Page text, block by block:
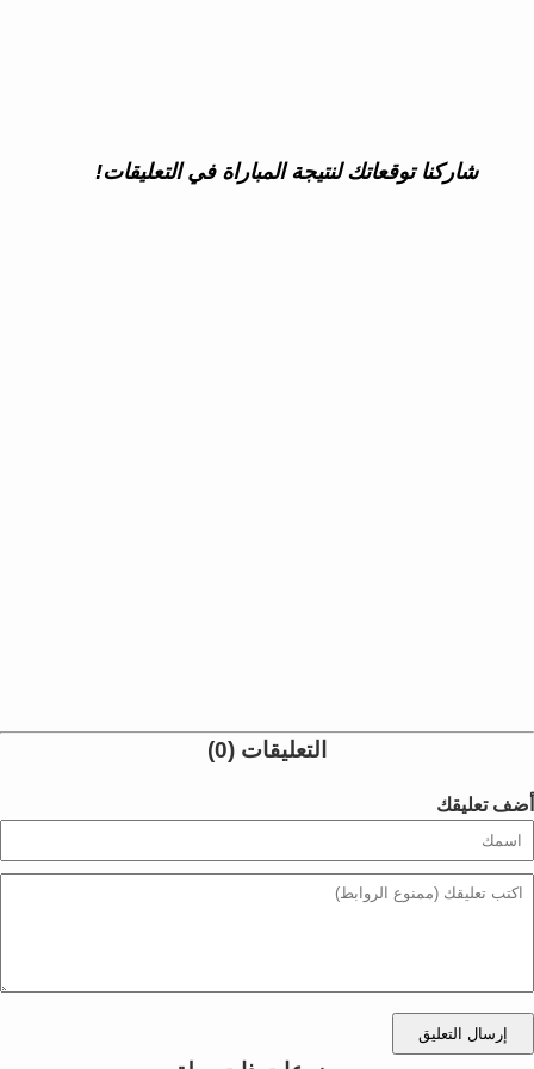
شاركنا توقعاتك لنتيجة المباراة في التعليقات!
التعليقات (0)
أضف تعليقك
إرسال التعليق